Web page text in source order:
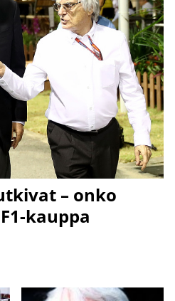
– onko
kauppa